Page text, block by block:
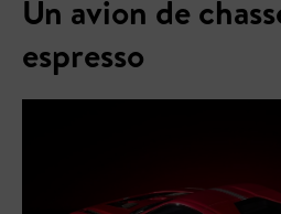
Un avion de
espresso